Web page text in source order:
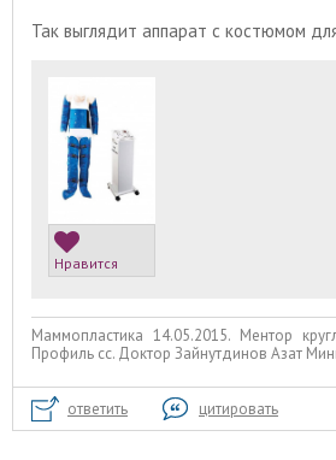
Так выглядит аппарат с костюмом
Нравится
Маммопластика 14.05.2015. Ментор
Профиль сс. Доктор Зайнутдинов Азат
ответить цитировать